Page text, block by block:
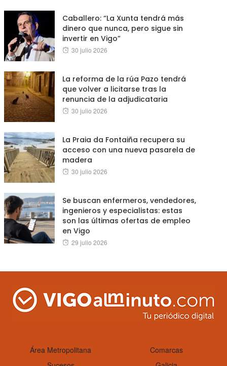
Caballero: “La Xunta tendrá más
dinero que nunca, pero sigue sin
invertir en Vigo”
Posted
30 julio 2026
La reforma de la rúa Pazo tendrá
que volver a licitarse tras la
renuncia de la adjudicataria
Posted
30 julio 2026
La Praia da Fontaiña recupera su
acceso con una nueva pasarela de
madera
Posted
30 julio 2026
Se buscan enfermeros, vendedores,
ingenieros y especialistas: estas
son las últimas ofertas de empleo
en Vigo
Posted
29 julio 2026
Área Metropolitana
Comarcas